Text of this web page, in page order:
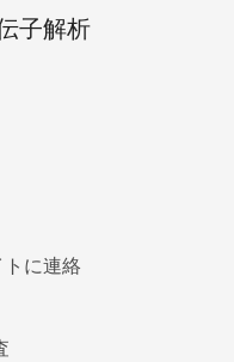
子解析
に連絡